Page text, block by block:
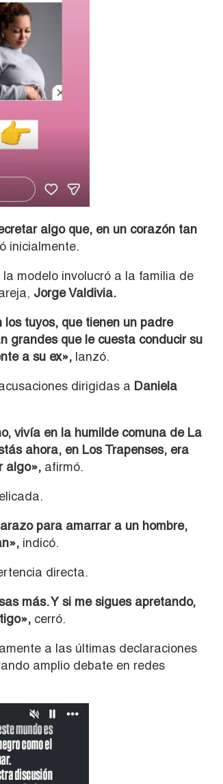
algo que, en un corazón tan
inicialmente.
modelo involucró a la familia de
Jorge Valdivia.
los tuyos, que tienen un padre
grandes que le cuesta conducir su
a su ex», lanzó.
dirigidas a Daniela
vivía en la humilde comuna de La
ahora, en Los Trapenses, era
algo», afirmó.
para amarrar a un hombre,
indicó.
directa.
más. Y si me sigues apretando,
cerró.
a las últimas declaraciones
amplio debate en redes